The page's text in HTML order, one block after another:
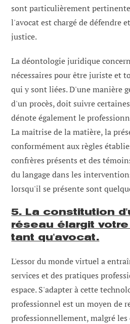
sont particulièrement
l'avocat est chargé de défendre
justice.
La déontologie juridique
nécessaires pour être juriste et
qui y sont liées. D'une manière
d'un procès, doit suivre
dénote également le
La maîtrise de la matière, la
conformément aux règles
confrères présents et des
du langage dans les
lorsqu'il se présente sont
5. La constitution
réseau élargit
tant qu'avocat.
L'essor du monde virtuel a
services et des pratiques
espace. S'adapter à cette
professionnel est un moyen de
professionnellement, malgré les